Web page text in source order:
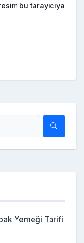
bu tarayıcıya
Yemeği Tarifi